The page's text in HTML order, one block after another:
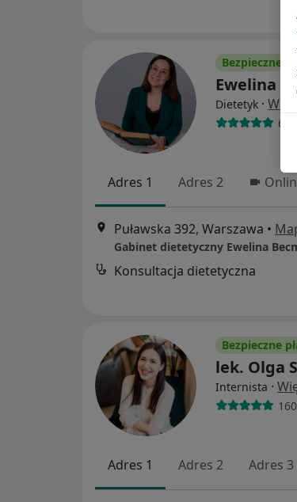
Bezpieczne
Ewelina
Dietetyk · Więcej
60
Adres 1 Adres 2
Puławska 392, Warszawa •
Gabinet dietetyczny Ewelina
Konsultacja dietetyczna
Bezpieczne
lek. Olga
Internista ·
Adres 1 Adres 2 Adres 3